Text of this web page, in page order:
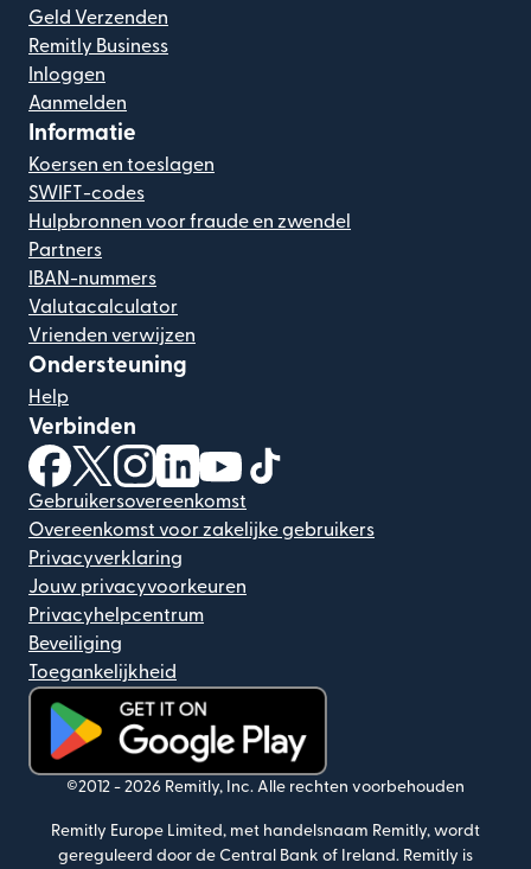
Geld Verzenden
Remitly Business
Inloggen
Aanmelden
Informatie
Koersen en toeslagen
SWIFT-codes
Hulpbronnen voor fraude en zwendel
Partners
IBAN-nummers
Valutacalculator
Vrienden verwijzen
Ondersteuning
Help
Verbinden
(wordt geopend in een nieuw venster)
(wordt geopend in een nieuw venster)
(wordt geopend in een nieuw venster)
(wordt geopend in een nieuw venster)
(wordt geopend in een nieuw
Gebruikersovereenkomst
Overeenkomst voor zakelijke gebruikers
Privacyverklaring
Jouw privacyvoorkeuren
Privacyhelpcentrum
Beveiliging
Toegankelijkheid
(wordt geopend in een nieuw venster)
©2012 - 2026 Remitly, Inc. Alle rechten voorbehouden
Remitly Europe Limited, met handelsnaam Remitly, wordt
gereguleerd door de Central Bank of Ireland. Remitly is